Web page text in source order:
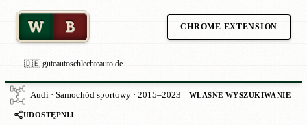
W B CHROME EXTENSION
🇩🇪 guteautoschlechteauto.de
Audi · Samochód sportowy · 2015–2023 WŁASNE WYSZUKIWANIE
UDOSTĘPNIJ